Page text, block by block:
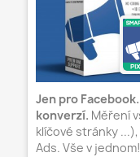
Jen pro
konverzí. Měření
klíčové stránky
Ads. Vše v jednom!